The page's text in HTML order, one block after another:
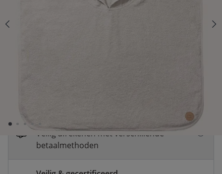
Veilig afrekenen met verschillende
betaalmethoden